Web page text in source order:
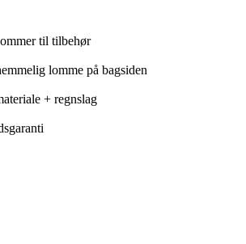
til tilbehør
lomme på bagsiden
+ regnslag